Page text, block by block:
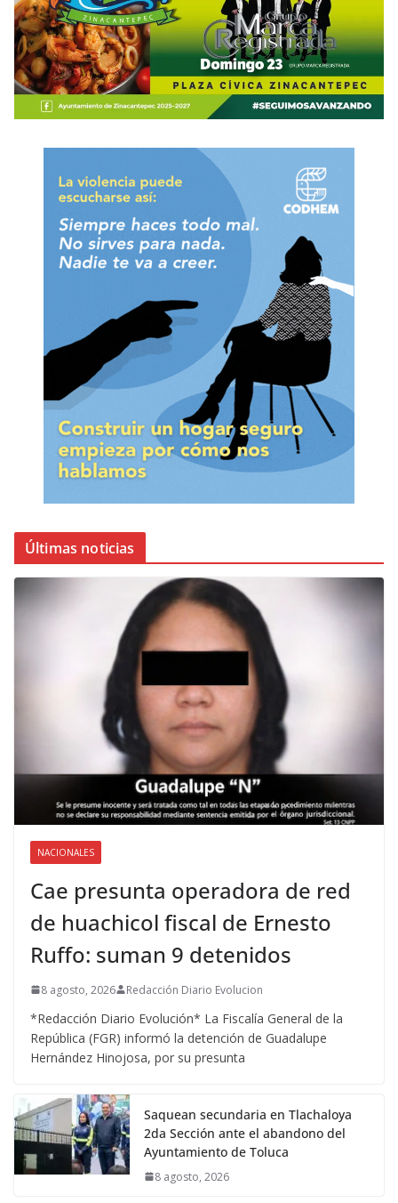
Últimas noticias
NACIONALES
Cae presunta operadora de red
de huachicol fiscal de Ernesto
Ruffo: suman 9 detenidos
8 agosto, 2026 Redacción Diario Evolucion
*Redacción Diario Evolución* La Fiscalía General de la
República (FGR) informó la detención de Guadalupe
Hernández Hinojosa, por su presunta
Saquean secundaria en Tlachaloya
2da Sección ante el abandono del
Ayuntamiento de Toluca
8 agosto, 2026